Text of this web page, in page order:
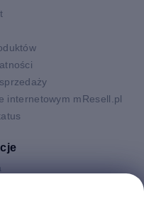
internetowym mResell.pl